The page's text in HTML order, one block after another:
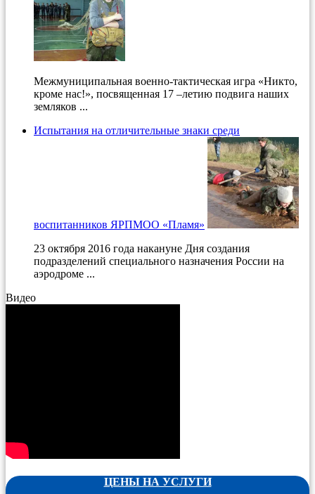
Межмуниципальная военно-тактическая игра «Никто,
кроме нас!», посвященная 17 –летию подвига наших
земляков ...
Испытания на отличительные знаки среди
воспитанников ЯРПМОО «Пламя»
23 октября 2016 года накануне Дня создания
подразделений специального назначения России на
аэродроме ...
Видео
ЦЕНЫ НА УСЛУГИ